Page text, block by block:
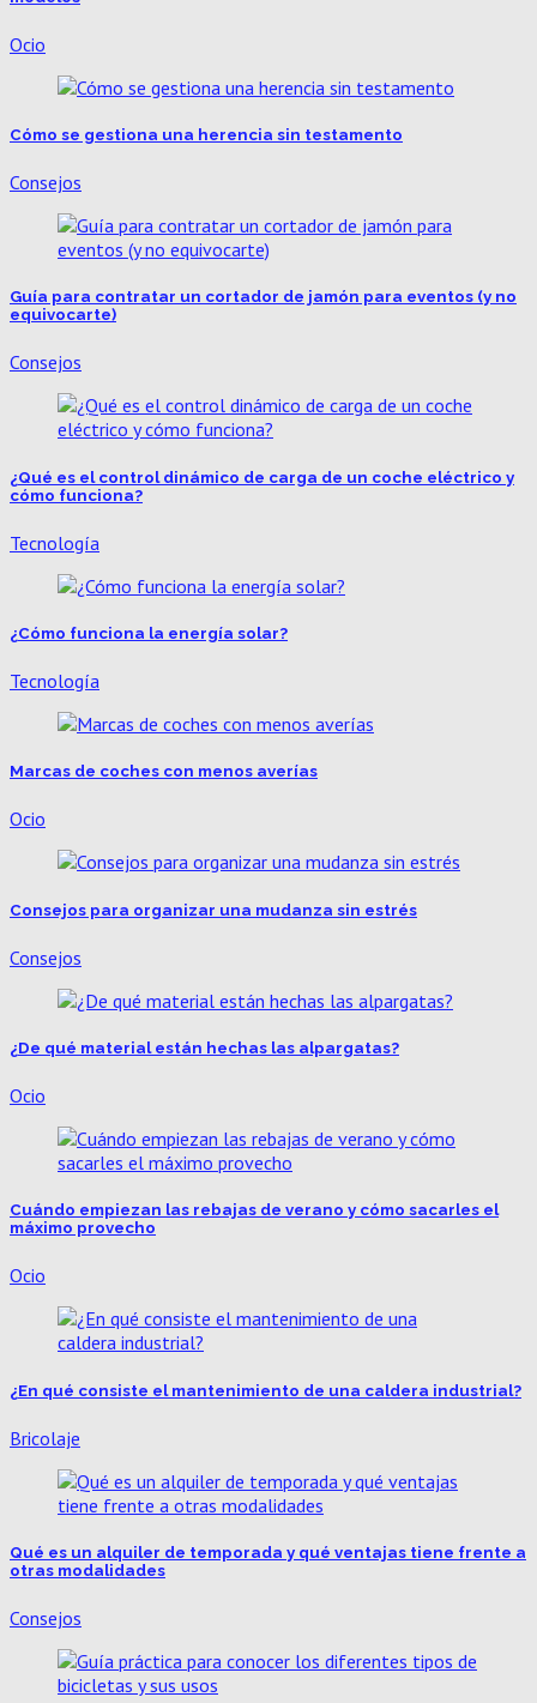
Ocio
Cómo se gestiona una herencia sin testamento
Consejos
Guía para contratar un cortador de jamón para eventos (y no
equivocarte)
Consejos
¿Qué es el control dinámico de carga de un coche eléctrico y
cómo funciona?
Tecnología
¿Cómo funciona la energía solar?
Tecnología
Marcas de coches con menos averías​
Ocio
Consejos para organizar una mudanza sin estrés
Consejos
¿De qué material están hechas las alpargatas?
Ocio
Cuándo empiezan las rebajas de verano y cómo sacarles el
máximo provecho
Ocio
¿En qué consiste el mantenimiento de una caldera industrial?
Bricolaje
Qué es un alquiler de temporada y qué ventajas tiene frente a
otras modalidades
Consejos